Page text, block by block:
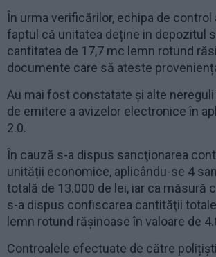
În urma verificărilor, echipa de
faptul că unitatea deține in depozitul
cantitatea de 17,7 mc lemn rotund
documente care să ateste
Au mai fost constatate și alte nereguli
de emitere a avizelor electronice în
2.0.
În cauză s-a dispus sancţionarea
unității economice, aplicându-se 4
totală de 13.000 de lei, iar ca măsură
s-a dispus confiscarea cantităţii
lemn rotund rășinoase în valoare de
Controalele efectuate de către